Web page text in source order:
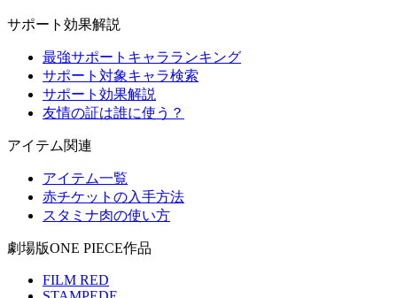
サポート効果解説
最強サポートキャラランキング
サポート対象キャラ検索
サポート効果解説
友情の証は誰に使う？
アイテム関連
アイテム一覧
赤チケットの入手方法
スタミナ肉の使い方
劇場版ONE PIECE作品
FILM RED